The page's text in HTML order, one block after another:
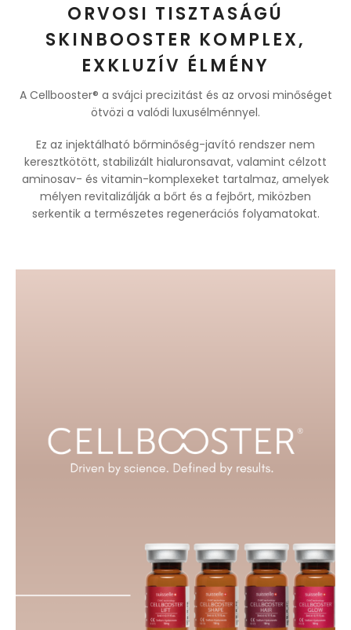
ORVOSI TISZTASÁGÚ
SKINBOOSTER KOMPLEX,
EXKLUZÍV ÉLMÉNY
A Cellbooster® a svájci precizitást és az orvosi minőséget
ötvözi a valódi luxusélménnyel.
Ez az injektálható bőrminőség-javító rendszer nem
keresztkötött, stabilizált hialuronsavat, valamint célzott
aminosav- és vitamin-komplexeket tartalmaz, amelyek
mélyen revitalizálják a bőrt és a fejbőrt, miközben
serkentik a természetes regenerációs folyamatokat.